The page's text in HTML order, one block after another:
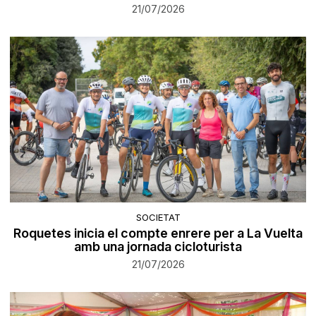
21/07/2026
SOCIETAT
Roquetes inicia el compte enrere per a La Vuelta
amb una jornada cicloturista
21/07/2026